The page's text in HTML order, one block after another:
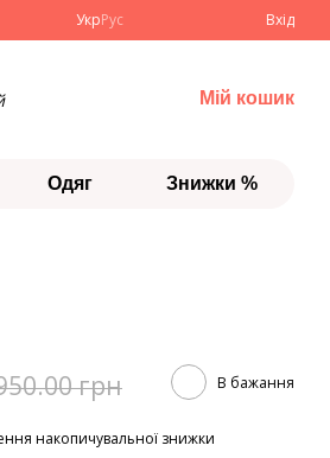
УкрРус Вхід
Мій кошик
Одяг Знижки %
грн В бажання
накопичувальної знижки